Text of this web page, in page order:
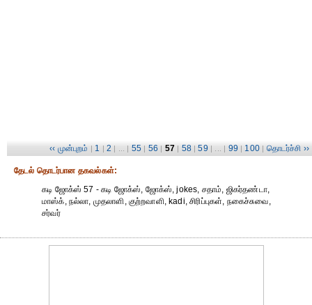
‹‹ முன்புறம் | 1 | 2 | ... | 55 | 56 | 57 | 58 | 59 | ... | 99 | 100 | தொடர்ச்சி ››
தேட‌ல் தொட‌ர்பான தகவ‌ல்க‌ள்:
கடி ஜோக்ஸ் 57 - கடி ஜோக்ஸ், ஜோக்ஸ், jokes, சதாம், ஜிகர்தண்டா,
மாஸ்க், நல்லா, முதலாளி, குற்றவாளி, kadi, சிரிப்புகள், நகைச்சுவை,
சர்வர்